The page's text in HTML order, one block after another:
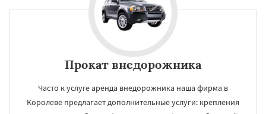
Прокат внедорожника
Часто к услуге аренда внедорожника наша фирма в
Королеве предлагает дополнительные услуги: крепления